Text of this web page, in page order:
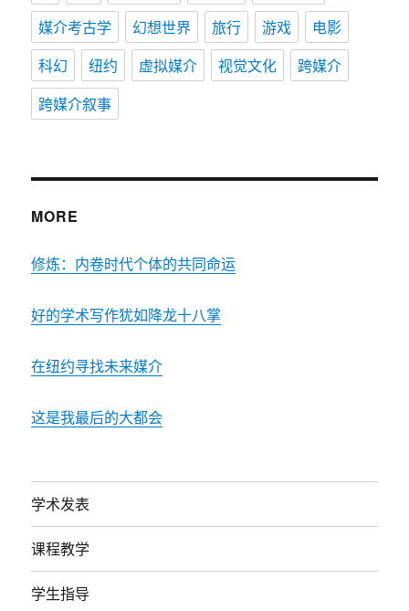
媒介考古学
幻想世界 旅行 游戏
电影
科幻
纽约 虚拟媒介 视觉文化
跨媒介
跨媒介叙事
MORE
修炼：内卷时代个体的共同命运
好的学术写作犹如降龙十八掌
在纽约寻找未来媒介
这是我最后的大都会
学术发表
课程教学
学生指导